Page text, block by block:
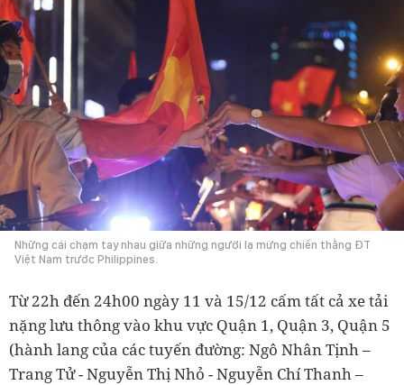
Những cái chạm tay nhau giữa những người lạ mừng chiến thằng ĐT
Việt Nam trước Philippines.
Từ 22h đến 24h00 ngày 11 và 15/12 cấm tất cả xe tải
nặng lưu thông vào khu vực Quận 1, Quận 3, Quận 5
(hành lang của các tuyến đường: Ngô Nhân Tịnh –
Trang Tử - Nguyễn Thị Nhỏ - Nguyễn Chí Thanh –